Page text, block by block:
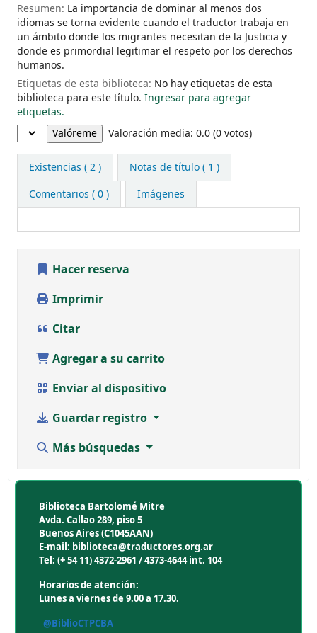
Resumen: La importancia de dominar al menos dos
idiomas se torna evidente cuando el traductor trabaja en
un ámbito donde los migrantes necesitan de la Justicia y
donde es primordial legitimar el respeto por los derechos
humanos.
Etiquetas de esta biblioteca: No hay etiquetas de esta
biblioteca para este título. Ingresar para agregar
etiquetas.
Valoración Valoración media: 0.0 (0 votos)
Existencias ( 2 )
Notas de título ( 1 )
Comentarios ( 0 )
Imágenes
Hacer reserva
Imprimir
Citar
Agregar a su carrito
Enviar al dispositivo
Guardar registro
Más búsquedas
Biblioteca Bartolomé Mitre
Avda. Callao 289, piso 5
Buenos Aires (C1045AAN)
E-mail: biblioteca@traductores.org.ar
Tel: (+ 54 11) 4372-2961 / 4373-4644 int. 104
Horarios de atención:
Lunes a viernes de 9.00 a 17.30.
@BiblioCTPCBA